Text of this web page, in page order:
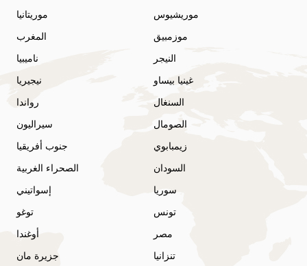
موريتانيا
موريشيوس
المغرب
موزمبيق
ناميبيا
النيجر
نيجيريا
غينيا بيساو
رواندا
السنغال
سيراليون
الصومال
جنوب أفريقيا
زيمبابوي
الصحراء الغربية
السودان
إسواتيني
سوريا
توغو
تونس
أوغندا
مصر
جزيرة مان
تنزانيا